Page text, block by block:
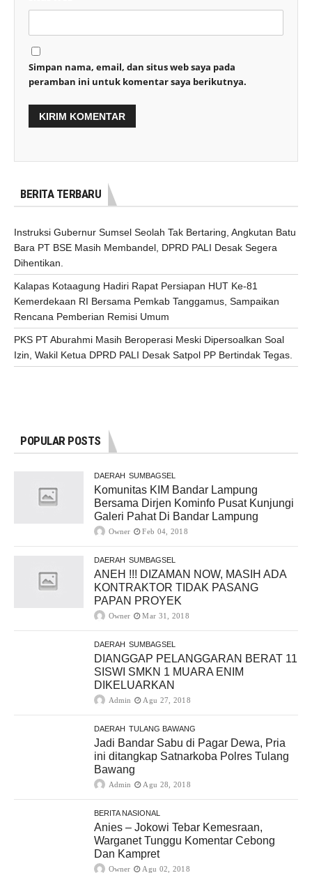
Simpan nama, email, dan situs web saya pada
peramban ini untuk komentar saya berikutnya.
BERITA TERBARU
Instruksi Gubernur Sumsel Seolah Tak Bertaring, Angkutan Batu
Bara PT BSE Masih Membandel, DPRD PALI Desak Segera
Dihentikan.
Kalapas Kotaagung Hadiri Rapat Persiapan HUT Ke-81
Kemerdekaan RI Bersama Pemkab Tanggamus, Sampaikan
Rencana Pemberian Remisi Umum
PKS PT Aburahmi Masih Beroperasi Meski Dipersoalkan Soal
Izin, Wakil Ketua DPRD PALI Desak Satpol PP Bertindak Tegas.
POPULAR POSTS
DAERAH SUMBAGSEL
Komunitas KIM Bandar Lampung
Bersama Dirjen Kominfo Pusat Kunjungi
Galeri Pahat Di Bandar Lampung
Owner Feb 04, 2018
DAERAH SUMBAGSEL
ANEH !!! DIZAMAN NOW, MASIH ADA
KONTRAKTOR TIDAK PASANG
PAPAN PROYEK
Owner Mar 31, 2018
DAERAH SUMBAGSEL
DIANGGAP PELANGGARAN BERAT 11
SISWI SMKN 1 MUARA ENIM
DIKELUARKAN
Admin Agu 27, 2018
DAERAH TULANG BAWANG
Jadi Bandar Sabu di Pagar Dewa, Pria
ini ditangkap Satnarkoba Polres Tulang
Bawang
Admin Agu 28, 2018
BERITA NASIONAL
Anies – Jokowi Tebar Kemesraan,
Warganet Tunggu Komentar Cebong
Dan Kampret
Owner Agu 02, 2018